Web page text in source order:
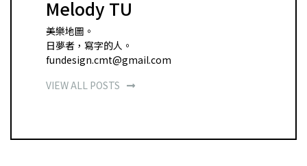
Melody TU
美樂地圖。
日夢者，寫字的人。
fundesign.cmt@gmail.com
VIEW ALL POSTS